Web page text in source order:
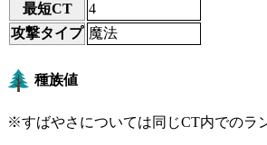
最短CT
4
攻撃タイプ 魔法
種族値
※すばやさについては同じCT内でのラ